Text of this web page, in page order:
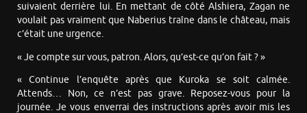
suivaient derrière lui. En mettant de côté Alshiera, Zagan ne
voulait pas vraiment que Naberius traîne dans le château, mais
c’était une urgence.
« Je compte sur vous, patron. Alors, qu’est-ce qu’on fait ? »
« Continue l’enquête après que Kuroka se soit calmée.
Attends… Non, ce n’est pas grave. Reposez-vous pour la
journée. Je vous enverrai des instructions après avoir mis les